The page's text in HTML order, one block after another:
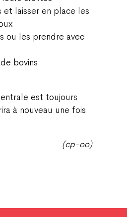
et laisser en place les
ou les prendre avec
bovins
est toujours
à nouveau une fois
(cp-oo)